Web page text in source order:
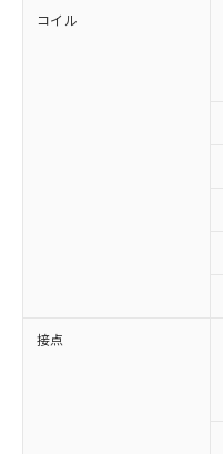
コイル
接点